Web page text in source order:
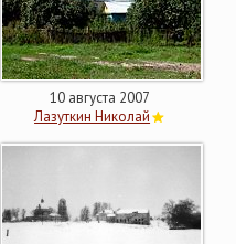
10 августа 2007
Лазуткин Николай